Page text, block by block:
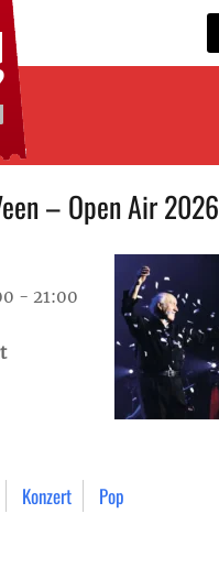
– Open Air 2026
- 21:00
Konzert Pop